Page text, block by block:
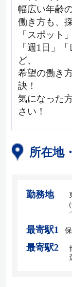
幅広い年齢
働き方も、
「スポット
「週1日」
ど、
希望の働き
訣！
気になった
さい！
所在地
勤務地
最寄駅1
最寄駅2